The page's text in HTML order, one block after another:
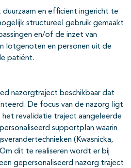
duurzaam en efficiënt ingericht te
structureel gebruik gemaakt
en/of de inzet van
lotgenoten en personen uit de
patiënt.
nazorgtraject beschikbaar dat
De focus van de nazorg ligt
het revalidatie traject aangeleerde
supportplan waarin
(Kwasnicka,
dit te realiseren wordt er bij
gepersonaliseerd nazorg traject